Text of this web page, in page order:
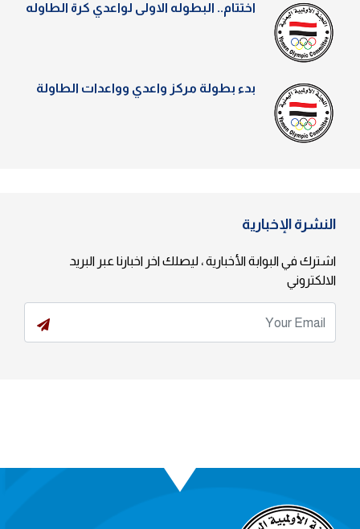
اختتام.. البطوله الاولى لواعدي كرة الطاوله
بدء بطولة مركز واعدي وواعدات الطاولة
النشرة الإخبارية
اشترك في البوابة الأخبارية ، ليصلك اخر اخبارنا عبر البريد
الالكتروني